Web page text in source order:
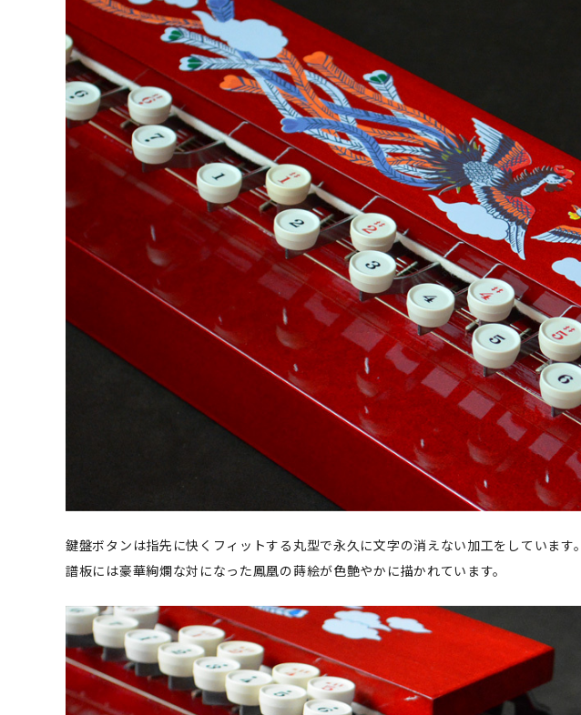
鍵盤ボタンは指先に快くフィットする丸型で永久に文字の消えない加工をしています。
譜板には豪華絢爛な対になった鳳凰の蒔絵が色艶やかに描かれています。